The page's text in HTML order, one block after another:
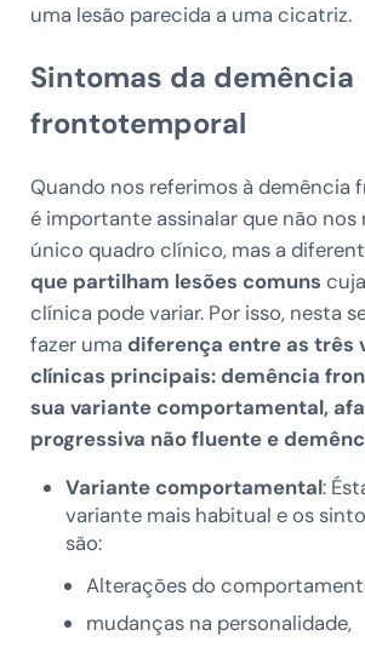
uma lesão parecida a uma cicatriz.
Sintomas da demência
frontotemporal
Quando nos referimos à demência
é importante assinalar que não nos
único quadro clínico, mas a
que partilham lesões comuns
clínica pode variar. Por isso, nesta
fazer uma diferença entre as três
clínicas principais: demência
sua variante comportamental,
progressiva não fluente e
Variante comportamental:
variante mais habitual e os
são:
Alterações do
mudanças na personalidade,